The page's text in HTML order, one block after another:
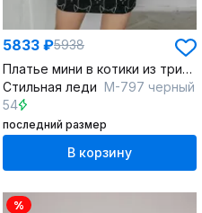
5833 ₽5938
Платье мини в котики из трикотажа с карманами и вырезом-стойкой
Стильная леди М-797 черный
54
последний размер
В корзину
%